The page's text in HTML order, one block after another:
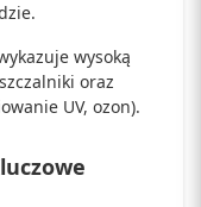
wysoką
oraz
UV, ozon).